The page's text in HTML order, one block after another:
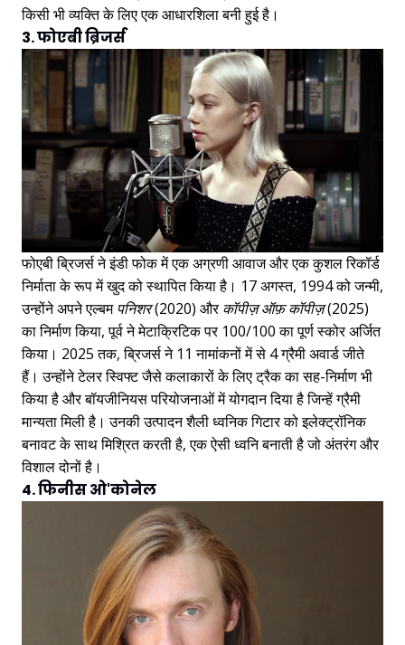
किसी भी व्यक्ति के लिए एक आधारशिला बनी हुई है।
3. फोएबी ब्रिजर्स
फोएबी ब्रिजर्स ने इंडी फोक में एक अग्रणी आवाज और एक कुशल रिकॉर्ड
निर्माता के रूप में खुद को स्थापित किया है। 17 अगस्त, 1994 को जन्मी,
उन्होंने अपने एल्बम पनिशर(2020) औरकॉपीज़ ऑफ़ कॉपीज़(2025)
का निर्माण किया, पूर्व ने मेटाक्रिटिक पर 100/100 का पूर्ण स्कोर अर्जित
किया। 2025 तक, ब्रिजर्स ने 11 नामांकनों में से 4 ग्रैमी अवार्ड जीते
हैं। उन्होंने टेलर स्विफ्ट जैसे कलाकारों के लिए ट्रैक का सह-निर्माण भी
किया है और बॉयजीनियस परियोजनाओं में योगदान दिया है जिन्हें ग्रैमी
मान्यता मिली है। उनकी उत्पादन शैली ध्वनिक गिटार को इलेक्ट्रॉनिक
बनावट के साथ मिश्रित करती है, एक ऐसी ध्वनि बनाती है जो अंतरंग और
विशाल दोनों है।
4. फिनीस ओ'कोनेल